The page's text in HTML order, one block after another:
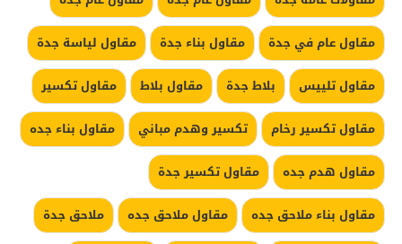
مقاول عام في جدة
مقاول بناء جدة
مقاول لياسة جدة
مقاول تلييس
بلاط جدة مقاول بلاط
مقاول تكسير
مقاول تكسير رخام
تكسير وهدم مباني
مقاول بناء جده
مقاول هدم جده
مقاول تكسير جدة
مقاول بناء ملاحق جده
مقاول ملاحق جده
ملاحق جدة